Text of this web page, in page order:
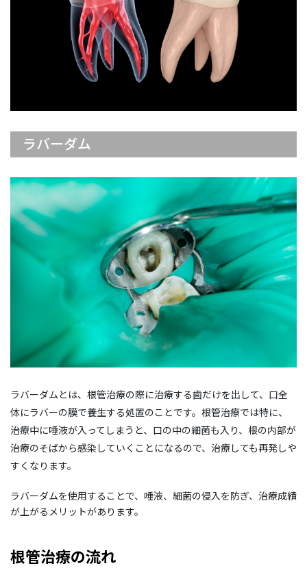
ラバーダム
ラバーダムとは、根管治療の際に治療する歯だけを出して、口全
体にラバーの膜で養生する処置のことです。根管治療では特に、
治療中に唾液が入ってしまうと、口の中の細菌も入り、根の内部が
治療のそばから感染していくことになるので、治療しても再発しや
すくなります。
ラバーダムを使用することで、唾液、細菌の侵入を防ぎ、治療成績
が上がるメリットがあります。
根管治療の流れ